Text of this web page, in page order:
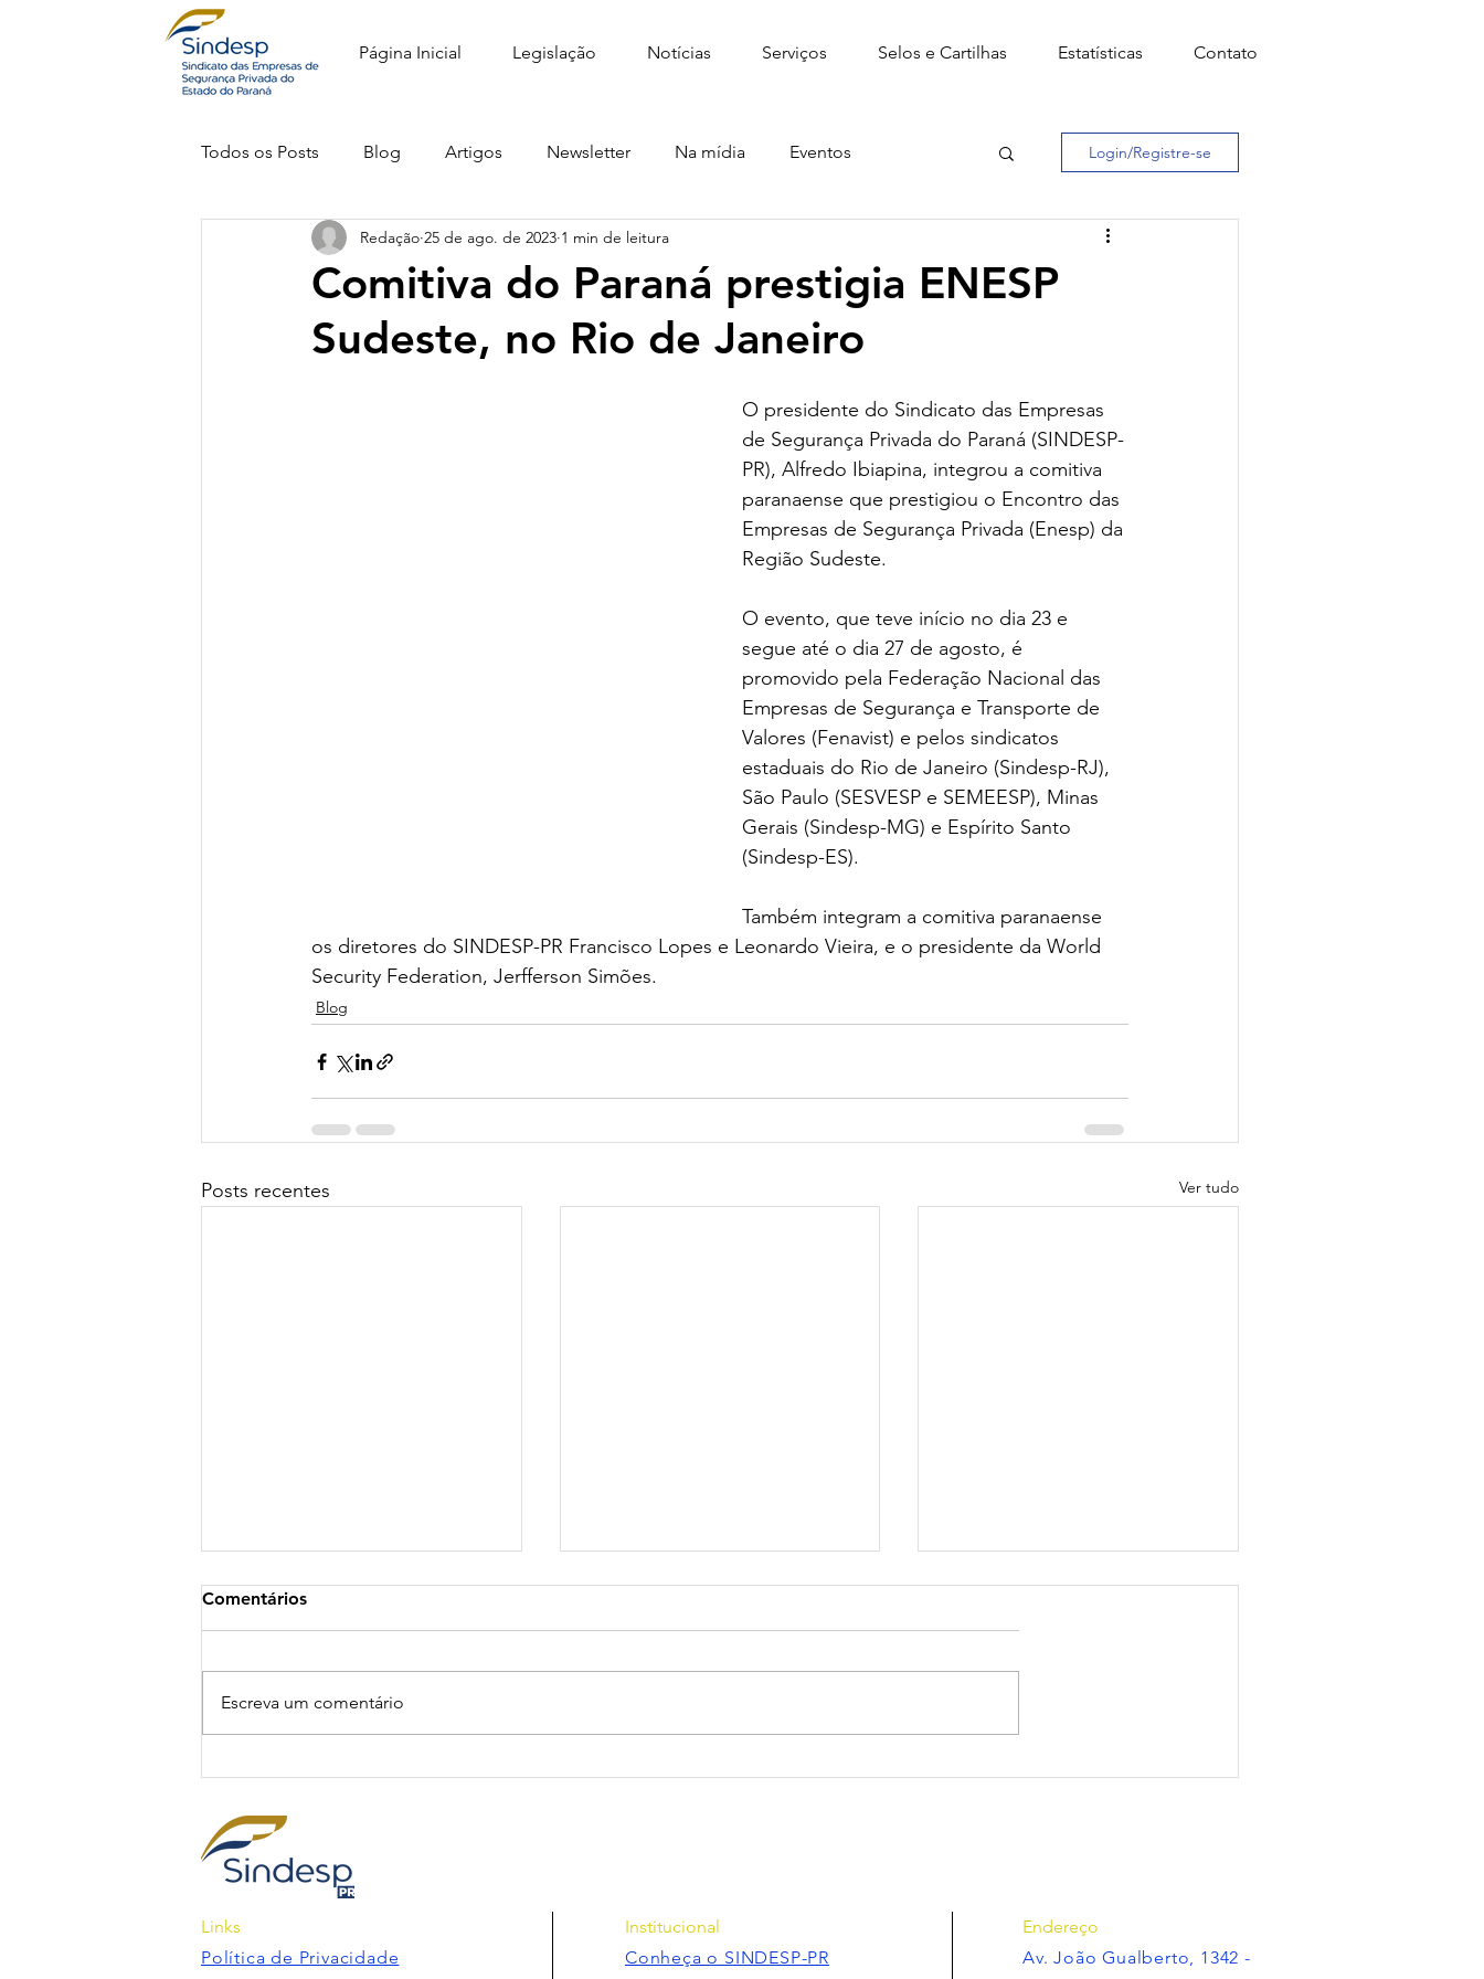
Página Inicial Legislação Notícias Serviços Selos e Cartilhas Estatísticas Contato
Todos os Posts Blog Artigos Newsletter Na mídia Eventos Login/Registre-se
Comitiva do Paraná prestigia ENESP
Sudeste, no Rio de Janeiro
Redação 25 de ago. de 2023 1 min de leitura
O presidente do Sindicato das Empresas
de Segurança Privada do Paraná (SINDESP-
PR), Alfredo Ibiapina, integrou a comitiva
paranaense que prestigiou o Encontro das
Empresas de Segurança Privada (Enesp) da
Região Sudeste.
O evento, que teve início no dia 23 e
segue até o dia 27 de agosto, é
promovido pela Federação Nacional das
Empresas de Segurança e Transporte de
Valores (Fenavist) e pelos sindicatos
estaduais do Rio de Janeiro (Sindesp-RJ),
São Paulo (SESVESP e SEMEESP), Minas
Gerais (Sindesp-MG) e Espírito Santo
(Sindesp-ES).
Também integram a comitiva paranaense
os diretores do SINDESP-PR Francisco Lopes e Leonardo Vieira, e o presidente da World
Security Federation, Jerfferson Simões.
Blog
Posts recentes Ver tudo
para os trabalhadores... será
que mais uma mudança por
decreto conseguirá mudar o
Comentários
Escreva um comentário
Links
Política de Privacidade
Institucional
Conheça o SINDESP-PR
Endereço
Av. João Gualberto, 1342 -